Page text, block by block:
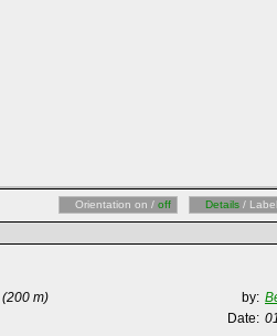
Orientation on / off Details /
(200 m) by:
Date: